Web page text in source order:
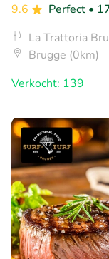
9.6 Perfect •
La Trattoria
Brugge (0km)
Verkocht: 139